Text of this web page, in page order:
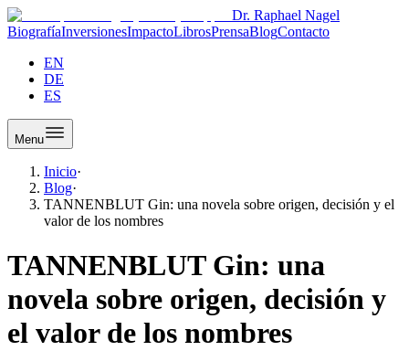
Dr. Raphael Nagel
BiografíaInversionesImpactoLibrosPrensaBlogContacto
EN
DE
ES
Menu
Inicio·
Blog·
TANNENBLUT Gin: una novela sobre origen, decisión y el
valor de los nombres
TANNENBLUT Gin: una
novela sobre origen, decisión y
el valor de los nombres